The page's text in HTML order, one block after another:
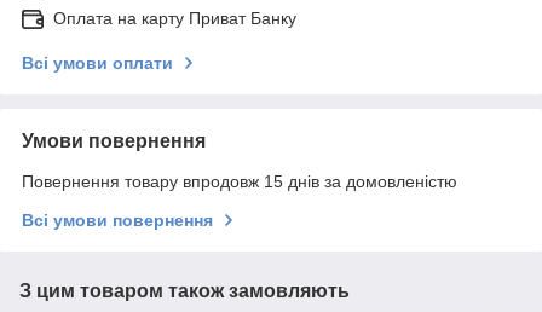
Оплата на карту Приват Банку
Всі умови оплати
Умови повернення
Повернення товару впродовж 15 днів за домовленістю
Всі умови повернення
З цим товаром також замовляють